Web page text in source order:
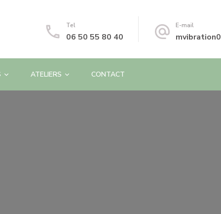
Tel
06 50 55 80 40
E-mail
ATELIERS CONTACT